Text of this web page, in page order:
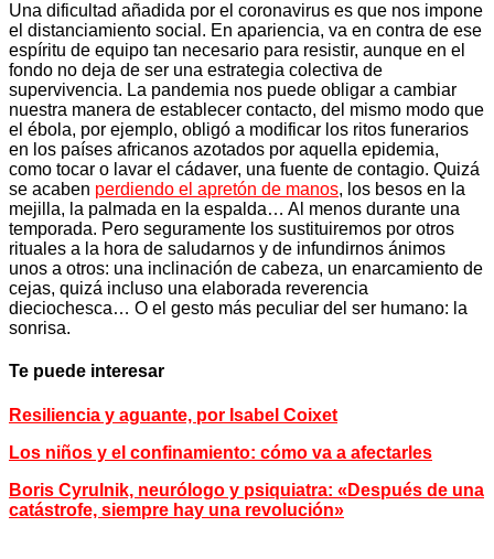
Una dificultad añadida por el coronavirus es que nos impone
el distanciamiento social. En apariencia, va en contra de ese
espíritu de equipo tan necesario para resistir, aunque en el
fondo no deja de ser una estrategia colectiva de
supervivencia. La pandemia nos puede obligar a cambiar
nuestra manera de establecer contacto, del mismo modo que
el ébola, por ejemplo, obligó a modificar los ritos funerarios
en los países africanos azotados por aquella epidemia,
como tocar o lavar el cádaver, una fuente de contagio. Quizá
se acaben perdiendo el apretón de manos, los besos en la
mejilla, la palmada en la espalda… Al menos durante una
temporada. Pero seguramente los sustituiremos por otros
rituales a la hora de saludarnos y de infundirnos ánimos
unos a otros: una inclinación de cabeza, un enarcamiento de
cejas, quizá incluso una elaborada reverencia
dieciochesca… O el gesto más peculiar del ser humano: la
sonrisa.
Te puede interesar
Resiliencia y aguante, por Isabel Coixet
Los niños y el confinamiento: cómo va a afectarles
Boris Cyrulnik, neurólogo y psiquiatra: «Después de una
catástrofe, siempre hay una revolución»